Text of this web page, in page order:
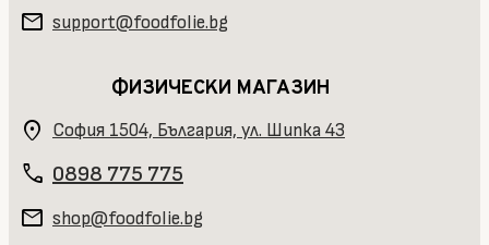
mail support@foodfolie.bg
ФИЗИЧЕСКИ МАГАЗИН
location_on София 1504, България, ул. Шипка 43
phone 0898 775 775
mail shop@foodfolie.bg